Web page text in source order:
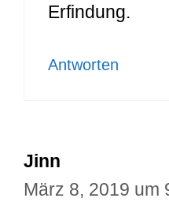
Erfindung.
Antworten
Jinn
März 8, 2019 um